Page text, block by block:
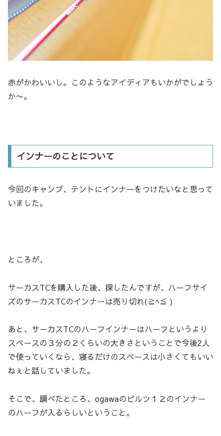
赤がかわいいし。このようなアイディアもいかがでしょう
か〜。
インナーのことについて
今回のキャンプ、テントにインナーをつけたいなと思って
いました。
ところが、
サーカスTCを購入した後、探したんですが、ハーフサイ
ズのサーカスTCのインナーは売り切れ(≧ﾍ≦ )
あと、サーカスTCのハーフインナーはハーフというより
スペースの３分の２くらいの大きさということで今後2人
で使っていくなら、寝るだけのスペースは小さくてもいい
ねぇと話していました。
そこで、調べたところ、ogawaのピルツ１２のインナー
のハーフが入るらしいということ。